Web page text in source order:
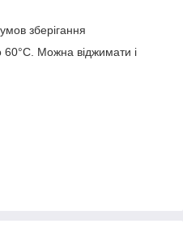
зберігання
60°С. Можна віджимати і